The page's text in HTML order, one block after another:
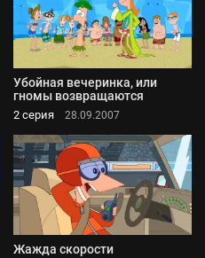
Убойная вечеринка, или
гномы возвращаются
2 серия 28.09.2007
Жажда скорости